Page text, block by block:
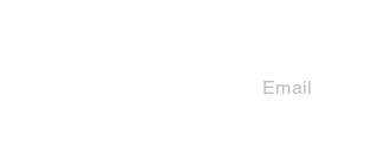
Email